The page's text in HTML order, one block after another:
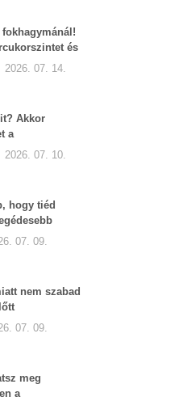
fokhagymánál!
és
is!
2026. 07. 14.
Akkor
a
2026. 07. 10.
hogy tiéd
07. 09.
nem szabad
07. 09.
meg
a